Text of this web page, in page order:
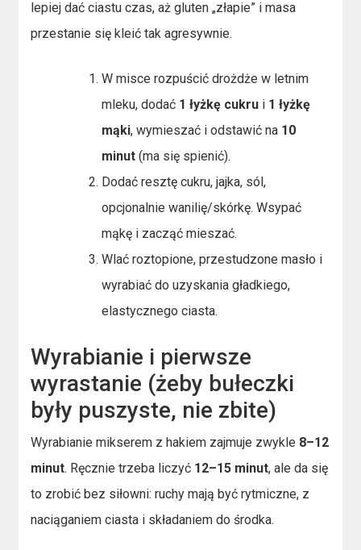
lepiej dać ciastu czas, aż gluten „złapie” i masa
przestanie się kleić tak agresywnie.
W misce rozpuścić drożdże w letnim
mleku, dodać 1 łyżkę cukru i 1 łyżkę
mąki, wymieszać i odstawić na 10
minut (ma się spienić).
Dodać resztę cukru, jajka, sól,
opcjonalnie wanilię/skórkę. Wsypać
mąkę i zacząć mieszać.
Wlać roztopione, przestudzone masło i
wyrabiać do uzyskania gładkiego,
elastycznego ciasta.
Wyrabianie i pierwsze
wyrastanie (żeby bułeczki
były puszyste, nie zbite)
Wyrabianie mikserem z hakiem zajmuje zwykle 8–12
minut. Ręcznie trzeba liczyć 12–15 minut, ale da się
to zrobić bez siłowni: ruchy mają być rytmiczne, z
naciąganiem ciasta i składaniem do środka.